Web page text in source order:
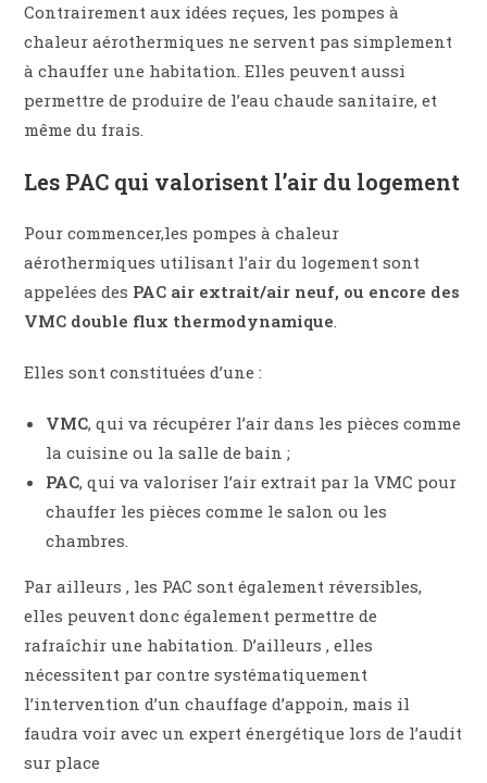
Contrairement aux idées reçues, les pompes à
chaleur aérothermiques ne servent pas simplement
à chauffer une habitation. Elles peuvent aussi
permettre de produire de l’eau chaude sanitaire, et
même du frais.
Les PAC qui valorisent l’air du logement
Pour commencer,les pompes à chaleur
aérothermiques utilisant l’air du logement sont
appelées des PAC air extrait/air neuf, ou encore des
VMC double flux thermodynamique.
Elles sont constituées d’une :
VMC, qui va récupérer l’air dans les pièces comme
la cuisine ou la salle de bain ;
PAC, qui va valoriser l’air extrait par la VMC pour
chauffer les pièces comme le salon ou les
chambres.
Par ailleurs , les PAC sont également réversibles,
elles peuvent donc également permettre de
rafraîchir une habitation. D’ailleurs , elles
nécessitent par contre systématiquement
l’intervention d’un chauffage d’appoin, mais il
faudra voir avec un expert énergétique lors de l’audit
sur place